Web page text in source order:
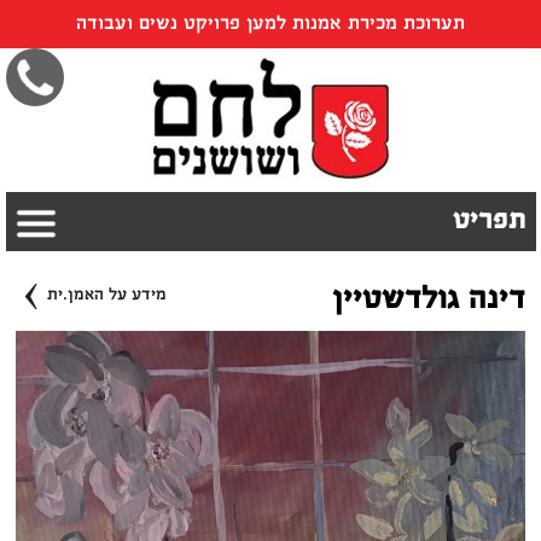
תערוכת מכירת אמנות למען פרויקט נשים ועבודה
תפריט
דינה גולדשטיין מידע על האמן.ית ›